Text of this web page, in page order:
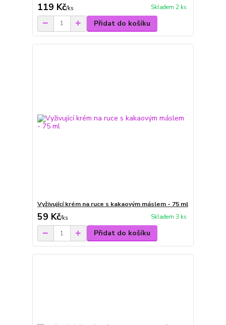
119 Kč/ks Skladem 2 ks
Přidat do košíku
Vyživující krém na ruce s kakaovým máslem - 75 ml
59 Kč/ks Skladem 3 ks
Přidat do košíku